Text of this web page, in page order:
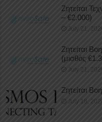
Ζητείται
– €2.000)
July 21,
Ζητείται
(μισθός
July 21,
Ζητείται
July 18,